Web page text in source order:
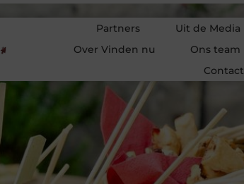
Partners
Uit de Media
Over Vinden nu
Ons team
Contact